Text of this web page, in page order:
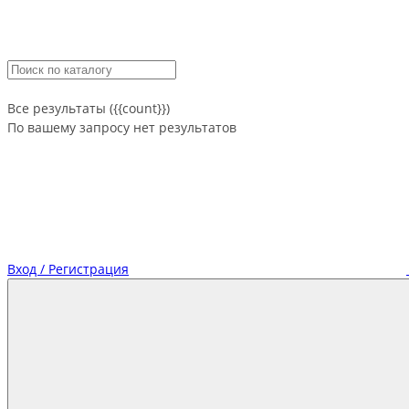
Все результаты ({{count}})
По вашему запросу нет результатов
Вход / Регистрация